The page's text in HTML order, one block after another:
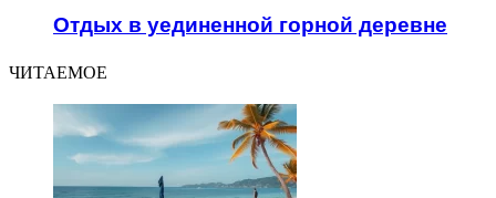
Отдых в уединенной горной деревне
ЧИТАЕМОЕ